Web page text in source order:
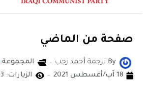
صفحة من الماضي
By ترجمة أحمد رجب المجموعة:
18 آب/أغسطس 2021
الزيارات: 1793